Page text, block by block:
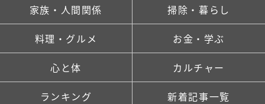
家族・人間関係 掃除・暮らし
料理・グルメ お金・学ぶ
心と体 カルチャー
ランキング 新着記事一覧